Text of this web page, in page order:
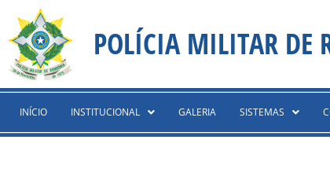
content
para
conteúdo
POLÍCIA MILITAR DE
INÍCIO INSTITUCIONAL GALERIA SISTEMAS